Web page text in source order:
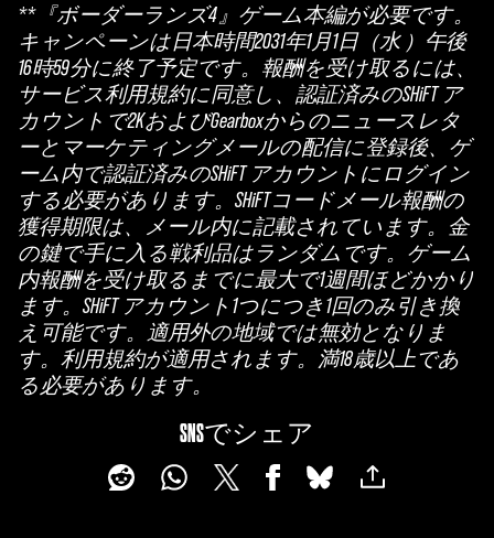
**『ボーダーランズ4』ゲーム本編が必要です。
キャンペーンは日本時間2031年1月1日（水 ）午後
16時59分に終了予定です。報酬を受け取るには、
サービス利用規約に同意し、認証済みのSHiFT ア
カウントで2KおよびGearboxからのニュースレタ
ーとマーケティングメールの配信に登録後、ゲ
ーム内で認証済みのSHiFT アカウントにログイン
する必要があります。SHiFTコードメール報酬の
獲得期限は、メール内に記載されています。金
の鍵で手に入る戦利品はランダムです。ゲーム
内報酬を受け取るまでに最大で1週間ほどかかり
ます。SHiFT アカウント1つにつき1回のみ引き換
え可能です。適用外の地域では無効となりま
す。利用規約が適用されます。満18歳以上であ
る必要があります。
SNSでシェア